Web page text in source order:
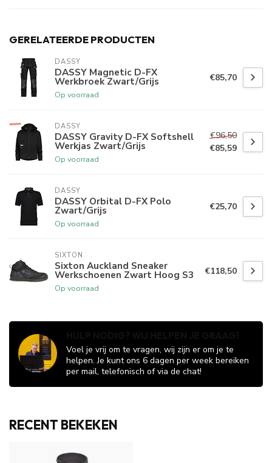
GERELATEERDE PRODUCTEN
DASSY
DASSY Magnetic D-FX
Werkbroek Zwart/Grijs
Op voorraad
€85,70
DASSY
DASSY Gravity D-FX Softshell
Werkjas Zwart/Grijs
Op voorraad
€96,50
€85,59
DASSY
DASSY Orbital D-FX Polo
Zwart/Grijs
Op voorraad
€25,70
SIXTON
Sixton Auckland Sneaker
Werkschoenen Zwart Hoog S3
Op voorraad
€118,50
Voel je vrij om te vragen, wij zijn er om je te
helpen. Je kunt ons 6 dagen per week bereiken
per mail, telefonisch of via de chat!
RECENT BEKEKEN